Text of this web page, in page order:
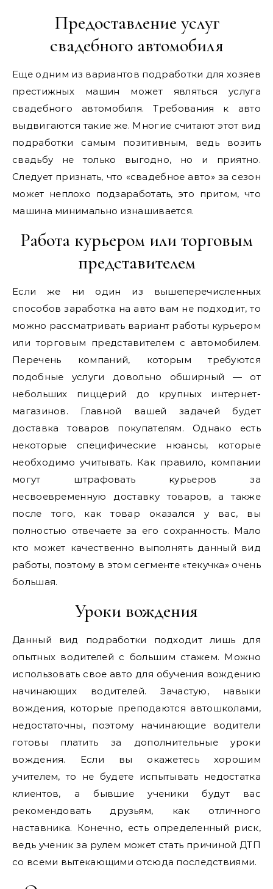
Предоставление услуг
свадебного автомобиля
Еще одним из вариантов подработки для хозяев
престижных машин может являться услуга
свадебного автомобиля. Требования к авто
выдвигаются такие же. Многие считают этот вид
подработки самым позитивным, ведь возить
свадьбу не только выгодно, но и приятно.
Следует признать, что «свадебное авто» за сезон
может неплохо подзаработать, это притом, что
машина минимально изнашивается.
Работа курьером или торговым
представителем
Если же ни один из вышеперечисленных
способов заработка на авто вам не подходит, то
можно рассматривать вариант работы курьером
или торговым представителем с автомобилем.
Перечень компаний, которым требуются
подобные услуги довольно обширный — от
небольших пиццерий до крупных интернет-
магазинов. Главной вашей задачей будет
доставка товаров покупателям. Однако есть
некоторые специфические нюансы, которые
необходимо учитывать. Как правило, компании
могут штрафовать курьеров за
несвоевременную доставку товаров, а также
после того, как товар оказался у вас, вы
полностью отвечаете за его сохранность. Мало
кто может качественно выполнять данный вид
работы, поэтому в этом сегменте «текучка» очень
большая.
Уроки вождения
Данный вид подработки подходит лишь для
опытных водителей с большим стажем. Можно
использовать свое авто для обучения вождению
начинающих водителей. Зачастую, навыки
вождения, которые преподаются автошколами,
недостаточны, поэтому начинающие водители
готовы платить за дополнительные уроки
вождения. Если вы окажетесь хорошим
учителем, то не будете испытывать недостатка
клиентов, а бывшие ученики будут вас
рекомендовать друзьям, как отличного
наставника. Конечно, есть определенный риск,
ведь ученик за рулем может стать причиной ДТП
со всеми вытекающими отсюда последствиями.